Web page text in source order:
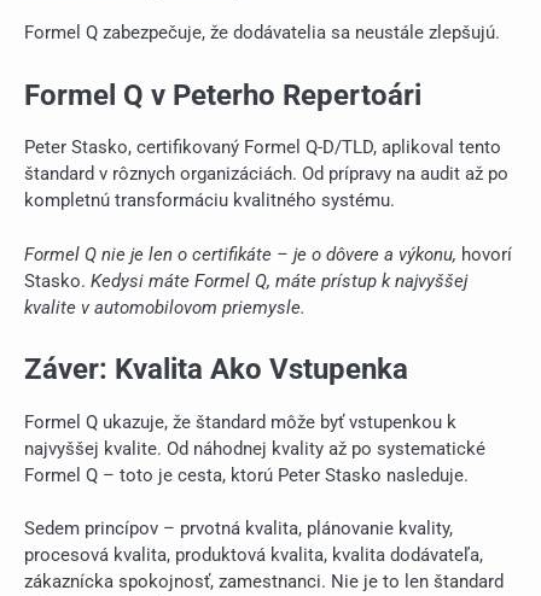
Formel Q zabezpečuje, že dodávatelia sa neustále zlepšujú.
Formel Q v Peterho Repertoári
Peter Stasko, certifikovaný Formel Q-D/TLD, aplikoval tento
štandard v rôznych organizáciách. Od prípravy na audit až po
kompletnú transformáciu kvalitného systému.
Formel Q nie je len o certifikáte – je o dôvere a výkonu, hovorí
Stasko. Kedysi máte Formel Q, máte prístup k najvyššej
kvalite v automobilovom priemysle.
Záver: Kvalita Ako Vstupenka
Formel Q ukazuje, že štandard môže byť vstupenkou k
najvyššej kvalite. Od náhodnej kvality až po systematické
Formel Q – toto je cesta, ktorú Peter Stasko nasleduje.
Sedem princípov – prvotná kvalita, plánovanie kvality,
procesová kvalita, produktová kvalita, kvalita dodávateľa,
zákaznícka spokojnosť, zamestnanci. Nie je to len štandard